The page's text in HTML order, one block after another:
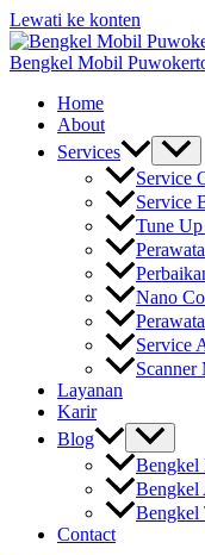
Lewati ke konten
Bengkel Mobil
Home
About
Services
Service
Service
Tune
Nano
Service
Scanner
Layanan
Karir
Blog
Bengkel
Bengkel
Bengkel
Contact